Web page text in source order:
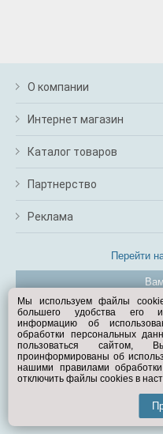
О компании
Интернет магазин
Каталог товаров
Партнерство
Реклама
Перейти
©
Мы используем файлы
большего удобства его
информацию об
обработки персональных
пользоваться сайтом,
проинформированы об
нашими правилами
отключить файлы cookies в